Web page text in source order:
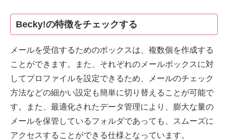
Becky!の特徴をチェックする
メールを受信するためのボックスは、複数個を作成する
ことができます。また、それぞれのメールボックスに対
してプロファイルを設定できるため、メールのチェック
方法などの細かい設定も簡単に切り替えることが可能で
す。また、最適化されたデータ管理により、膨大な量の
メールを保管しているフォルダであっても、スムーズに
アクセスすることができる仕様となっています。